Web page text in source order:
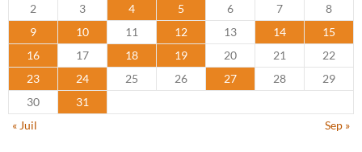
2
3 4 5 6 7
8
9
10 11 12 13 14
15
16
17 18 19 20 21
22
23
24 25 26 27 28
29
30
31
« Juil
Sep »